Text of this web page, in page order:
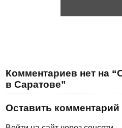
Комментариев нет на
в Саратове”
Оставить комментарий